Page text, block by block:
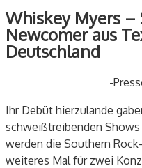
Whiskey Myers –
Newcomer aus
Deutschland
-
Ihr Debüt hierzulande
schweißtreibenden
werden die Southern
weiteres Mal für zwei